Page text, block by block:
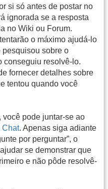
si só antes de postar no
ignorada se a resposta
no Wiki ou Forum.
o máximo ajudá-lo
pesquisou sobre o
conseguiu resolvê-lo.
fornecer detalhes sobre
tentou quando você
você pode juntar-se ao
Chat. Apenas siga adiante
por perguntar”, o
se demonstrar que
e não pôde resolvê-